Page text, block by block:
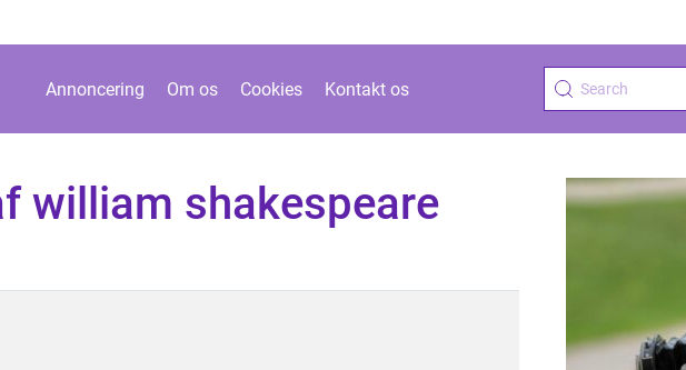
Annoncering Om os Cookies Kontakt os
william shakespeare